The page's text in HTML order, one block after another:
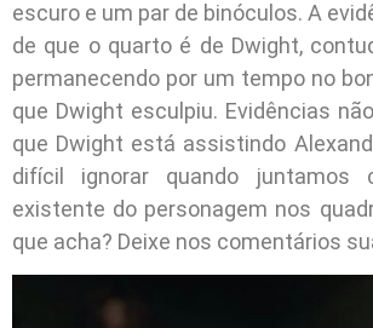
escuro e um par de binóculos. A
de que o quarto é de Dwight,
permanecendo por um tempo no
que Dwight esculpiu. Evidências
que Dwight está assistindo
difícil ignorar quando juntamos
existente do personagem nos
que acha? Deixe nos comentários